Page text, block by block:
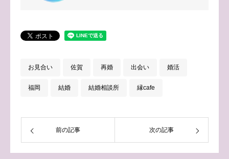
お見合い 佐賀 再婚 出会い 婚活
福岡 結婚 結婚相談所 縁cafe
前の記事 次の記事